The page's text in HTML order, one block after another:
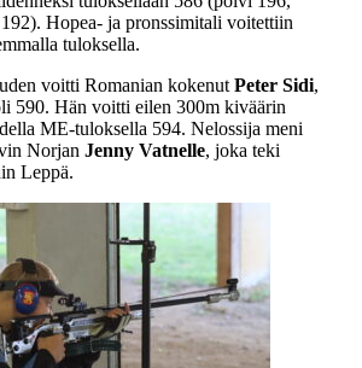
Hopea- ja pronssimitali voitettiin
tuloksella.
voitti Romanian kokenut Peter Sidi,
590. Hän voitti eilen 300m kiväärin
ME-tuloksella 594. Nelossija meni
Norjan Jenny Vatnelle, joka teki
Leppä.